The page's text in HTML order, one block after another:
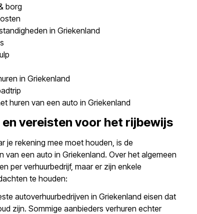
borg
in Griekenland
in Griekenland
huren van een auto in Griekenland
en vereisten voor het rijbewijs
je rekening mee moet houden, is de
van een auto in Griekenland. Over het algemeen
per verhuurbedrijf, maar er zijn enkele
te houden:
autoverhuurbedrijven in Griekenland eisen dat
zijn. Sommige aanbieders verhuren echter